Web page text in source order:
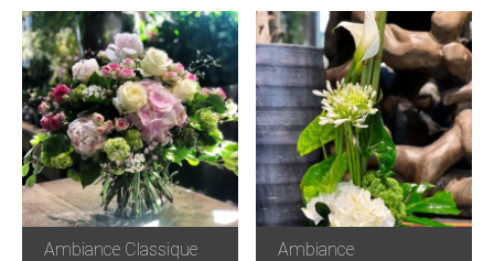
Ambiance Classique
Ambiance